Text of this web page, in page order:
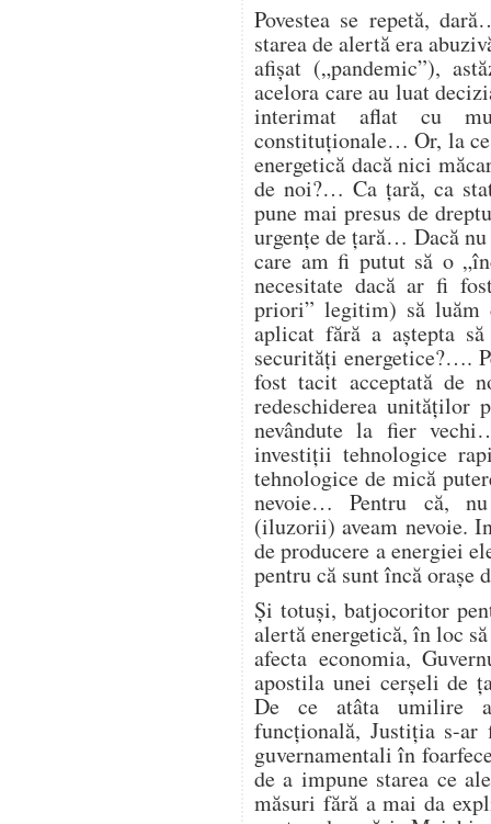
Povestea se repetă,
starea de alertă era
afișat („pandemic”),
acelora care au luat
interimat aflat cu
constituționale… Or, la
energetică dacă nici
de noi?… Ca țară, ca
pune mai presus de
urgențe de țară… Dacă
care am fi putut să o
necesitate dacă ar fi
priori” legitim) să luăm
aplicat fără a aștepta
securități energetice?….
fost tacit acceptată de
redeschiderea unităților
nevândute la fier
investiții tehnologice
tehnologice de mică
nevoie… Pentru că,
(iluzorii) aveam nevoie.
de producere a energiei
pentru că sunt încă orașe
Și totuși, batjocoritor
alertă energetică, în loc
afecta economia,
apostila unei cerșeli de
De ce atâta umilire
funcțională, Justiția s-
guvernamentali în
de a impune starea ce
măsuri fără a mai da